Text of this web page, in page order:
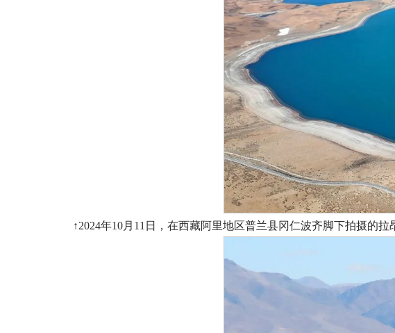
↑2024年10月11日，在西藏阿里地区普兰县冈仁波齐脚下拍摄的